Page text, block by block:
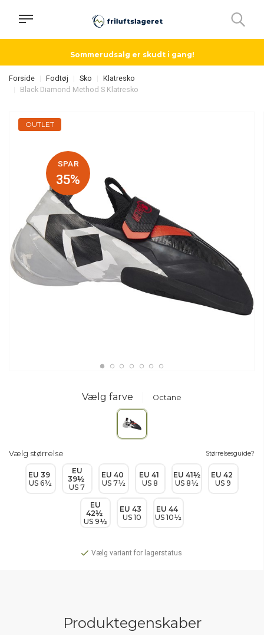
Sommerudsalg er skudt i gang!
Forside Fodtøj Sko
Klatresko
Black Diamond Method S Klatresko
OUTLET
SPAR
35%
Vælg farve Octane
Vælg størrelse Størrelsesguide?
EU 39
US 6½
EU
39½
US 7
EU 40
US 7½
EU 41
US 8
EU 41½
US 8½
EU 42
US 9
EU
42½
US 9½
EU 43
US 10
EU 44
US 10½
Vælg variant for lagerstatus
Produktegenskaber